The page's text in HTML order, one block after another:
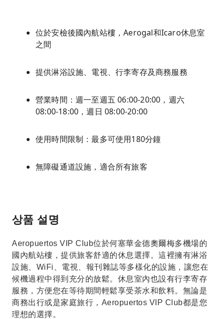
位於安檢後國內航站樓，Aerogal和Icaro休息室
之間
提供淋浴設施、電視、行李寄存及商務服務
營業時間：週一至週五 06:00-20:00，週六
08:00-18:00，週日 08:00-20:00
使用時間限制：最多可使用180分鐘
無障礙通道設施，適合所有旅客
상품 설명
Aeropuertos VIP Club位於何塞華金德奧爾梅多機場的
國內航站樓，提供旅客舒適的休息選擇。這裡擁有淋浴
設施、WiFi、電視、報刊雜誌等多樣化的設施，讓您在
候機過程中得到充分的放鬆。休息室內也設有行李寄存
服務，方便您在等待期間輕鬆享受茶水和飲料。無論是
商務出行或是家庭旅行，Aeropuertos VIP Club都是您
理想的選擇。